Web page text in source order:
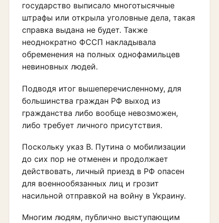
государство выписало многотысячные
штрафы или открыла уголовные дела, такая
справка выдана не будет. Также
неоднократно ФССП накладывала
обременения на полных однофамильцев
невиновных людей.
Подводя итог вышеперечисленному, для
большинства граждан РФ выход из
гражданства либо вообще невозможен,
либо требует личного присутствия.
Поскольку указ В. Путина о мобилизации
до сих пор не отменен и продолжает
действовать, личный приезд в РФ опасен
для военнообязанных лиц и грозит
насильной отправкой на войну в Украину.
Многим людям, публично выступающим